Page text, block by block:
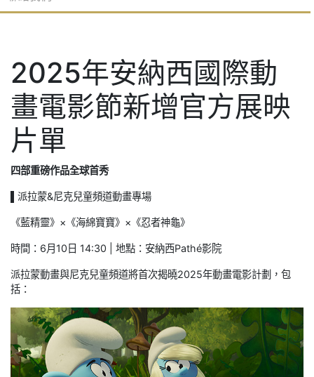
2025年安納西國際動
畫電影節新增官方展映
片單
四部重磅作品全球首秀
▌派拉蒙&尼克兒童頻道動畫專場
《藍精靈》×《海綿寶寶》×《忍者神龜》
時間：6月10日 14:30 | 地點：安納西Pathé影院
派拉蒙動畫與尼克兒童頻道將首次揭曉2025年動畫電影計劃，包
括：